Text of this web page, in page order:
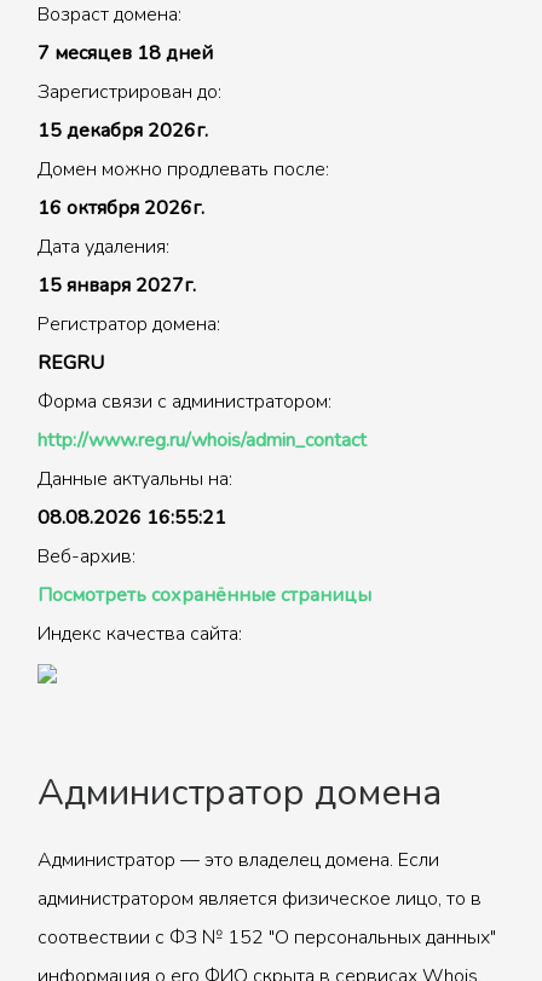
Возраст домена:
7 месяцев 18 дней
Зарегистрирован до:
15 декабря 2026г.
Домен можно продлевать после:
16 октября 2026г.
Дата удаления:
15 января 2027г.
Регистратор домена:
REGRU
Форма связи с администратором:
http://www.reg.ru/whois/admin_contact
Данные актуальны на:
08.08.2026 16:55:21
Веб-архив:
Посмотреть сохранённые страницы
Индекс качества сайта:
Администратор домена
Администратор — это владелец домена. Если
администратором является физическое лицо, то в
соотвествии с ФЗ № 152 "О персональных данных"